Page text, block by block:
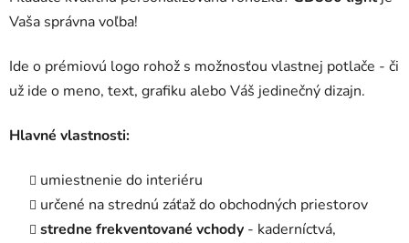
Vaša správna voľba!
Ide o prémiovú logo rohož s možnosťou vlastnej potlače - či
už ide o meno, text, grafiku alebo Váš jedinečný dizajn.
Hlavné vlastnosti:
umiestnenie do interiéru
určené na strednú záťaž do obchodných priestorov
stredne frekventované vchody - kaderníctvá,